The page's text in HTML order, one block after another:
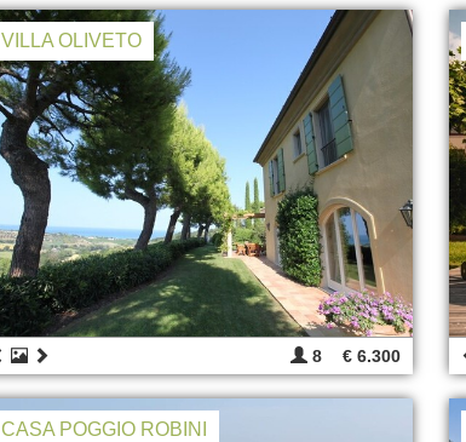
VILLA OLIVETO
8 € 6.300
CASA POGGIO ROBINI